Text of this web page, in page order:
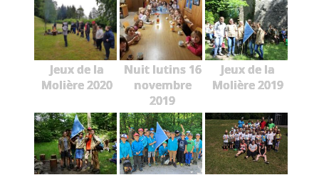
Jeux de la
Molière 2020
Nuit lutins 16
novembre
2019
Jeux de la
Molière 2019